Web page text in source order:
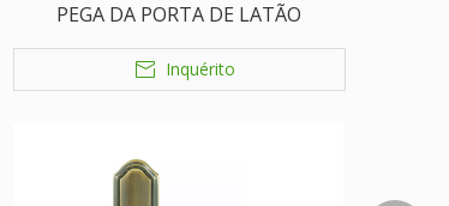
PEGA DA PORTA DE LATÃO
Inquérito